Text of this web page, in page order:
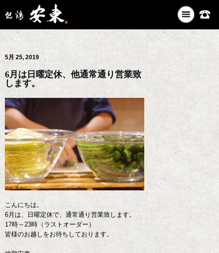
ナ
ビ
ゲ
シ
5月 25, 2019
6月は日曜定休、他通常通り営業致
します。
こんにちは。
6月は、日曜定休で、通常通り営業致します。
17時～23時（ラストオーダー）
皆様のお越しをお待ちしております。